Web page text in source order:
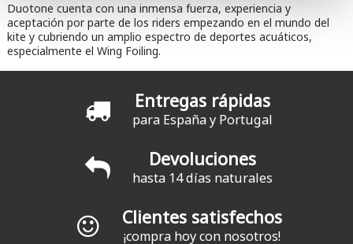
Duotone cuenta con una inmensa fuerza, experiencia y
aceptación por parte de los riders empezando en el mundo del
kite y cubriendo un amplio espectro de deportes acuáticos,
especialmente el Wing Foiling.
Entregas rápidas
para España y Portugal
Devoluciones
hasta 14 días naturales
Clientes satisfechos
¡compra hoy con nosotros!